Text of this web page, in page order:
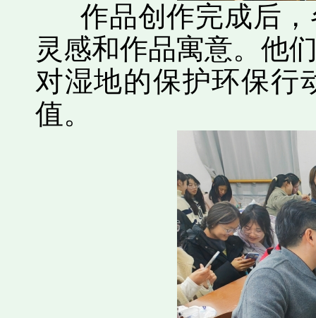
作品创作完成后，
灵感和作品寓意。他
对湿地的保护环保行
值。